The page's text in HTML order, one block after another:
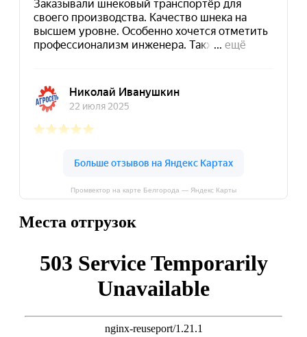
Промвектор на карте Белгорода — Яндекс Карты
Места отгрузок